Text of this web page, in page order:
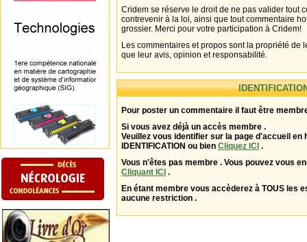
Cridem se réserve le droit de ne pas valider tout
contrevenir à la loi, ainsi que tout commentaire
grossier. Merci pour votre participation à Cridem!
Les commentaires et propos sont la propriété de
que leur avis, opinion et responsabilité.
Pour poster un commentaire il faut être
Si vous avez déjà un accès membre .
Veuillez vous identifier sur la page d'accueil en
IDENTIFICATION ou bien Cliquez ICI .
Vous n'êtes pas membre . Vous pouvez vous
Cliquant ICI .
En étant membre vous accèderez à TOUS les
aucune restriction .